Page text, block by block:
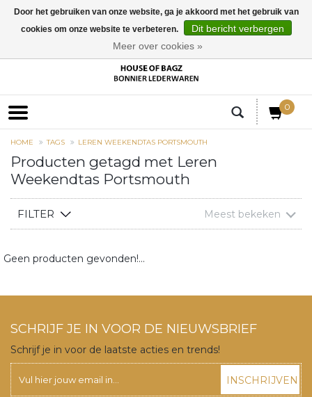
0
HOME TAGS LEREN WEEKENDTAS PORTSMOUTH
Producten getagd met Leren
Weekendtas Portsmouth
FILTER Meest bekeken
Geen producten gevonden!...
SCHRIJF JE IN VOOR DE NIEUWSBRIEF
Schrijf je in voor de laatste acties en trends!
INSCHRIJVEN
Door het gebruiken van onze website, ga je akkoord met het gebruik van
cookies om onze website te verbeteren.
Dit bericht verbergen
Meer over cookies »